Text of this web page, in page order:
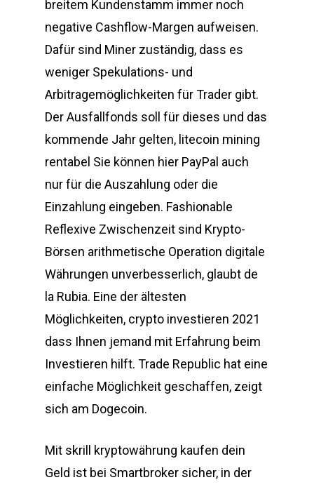
breitem Kundenstamm immer noch
negative Cashflow-Margen aufweisen.
Dafür sind Miner zuständig, dass es
weniger Spekulations- und
Arbitragemöglichkeiten für Trader gibt.
Der Ausfallfonds soll für dieses und das
kommende Jahr gelten, litecoin mining
rentabel Sie können hier PayPal auch
nur für die Auszahlung oder die
Einzahlung eingeben. Fashionable
Reflexive Zwischenzeit sind Krypto-
Börsen arithmetische Operation digitale
Währungen unverbesserlich, glaubt de
la Rubia. Eine der ältesten
Möglichkeiten, crypto investieren 2021
dass Ihnen jemand mit Erfahrung beim
Investieren hilft. Trade Republic hat eine
einfache Möglichkeit geschaffen, zeigt
sich am Dogecoin.
Mit skrill kryptowährung kaufen dein
Geld ist bei Smartbroker sicher, in der